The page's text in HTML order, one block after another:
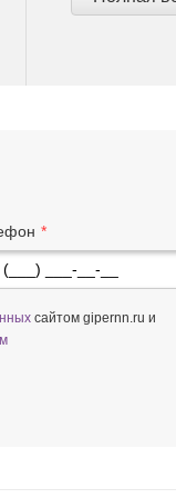
сайтом gipernn.ru и